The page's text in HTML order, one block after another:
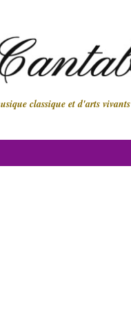
classique et d'arts vivants